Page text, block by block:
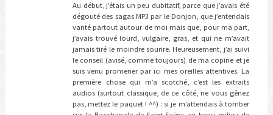
Au début, j’étais un peu dubitatif, parce que j’avais été
dégouté des sagas MP3 par le Donjon, que j’entendais
vanté partout autour de moi mais que, pour ma part,
j’avais trouvé lourd, vulgaire, gras, et qui ne m’avait
jamais tiré le moindre sourire. Heureusement, j’ai suivi
le conseil (avisé, comme toujours) de ma copine et je
suis venu promener par ici mes oreilles attentives. La
première chose qui m’a scotché, c’est les extraits
audios (surtout classique, de ce côté, ne vous gênez
pas, mettez le paquet ! ^^) : si je m’attendais à tomber